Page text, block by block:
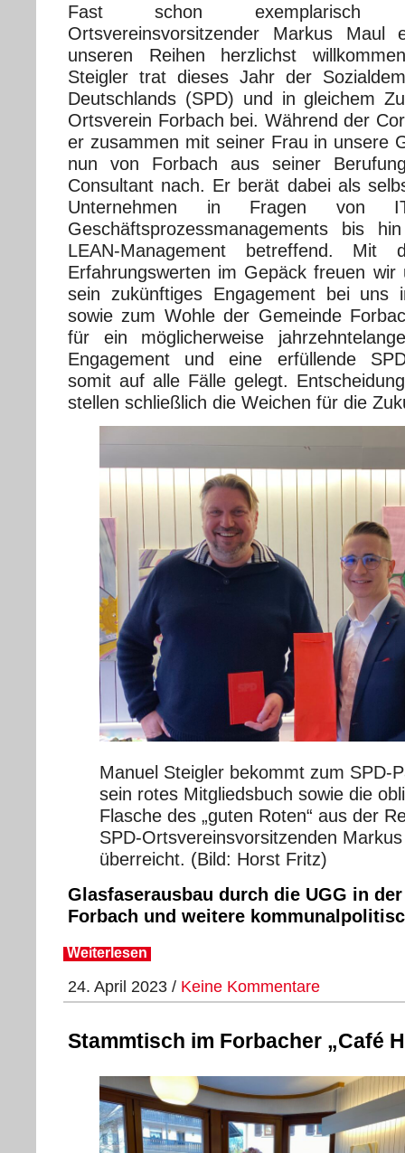
Fast schon exemplarisch
Ortsvereinsvorsitzender Markus Maul
unseren Reihen herzlichst
Steigler trat dieses Jahr der
Deutschlands (SPD) und in gleichem
Ortsverein Forbach bei. Während der
er zusammen mit seiner Frau in unsere
nun von Forbach aus seiner
Consultant nach. Er berät dabei als
Unternehmen in Fragen von
Geschäftsprozessmanagements bis
LEAN-Management betreffend. Mit
Erfahrungswerten im Gepäck freuen wir
sein zukünftiges Engagement bei uns
sowie zum Wohle der Gemeinde
für ein möglicherweise
Engagement und eine erfüllende
somit auf alle Fälle gelegt.
stellen schließlich die Weichen für die
Manuel Steigler bekommt zum SPD-
sein rotes Mitgliedsbuch sowie die
Flasche des „guten Roten“ aus der
SPD-Ortsvereinsvorsitzenden
überreicht. (Bild: Horst Fritz)
Glasfaserausbau durch die UGG in
Forbach und weitere
Weiterlesen
24. April 2023 / Keine Kommentare
Stammtisch im Forbacher „Café